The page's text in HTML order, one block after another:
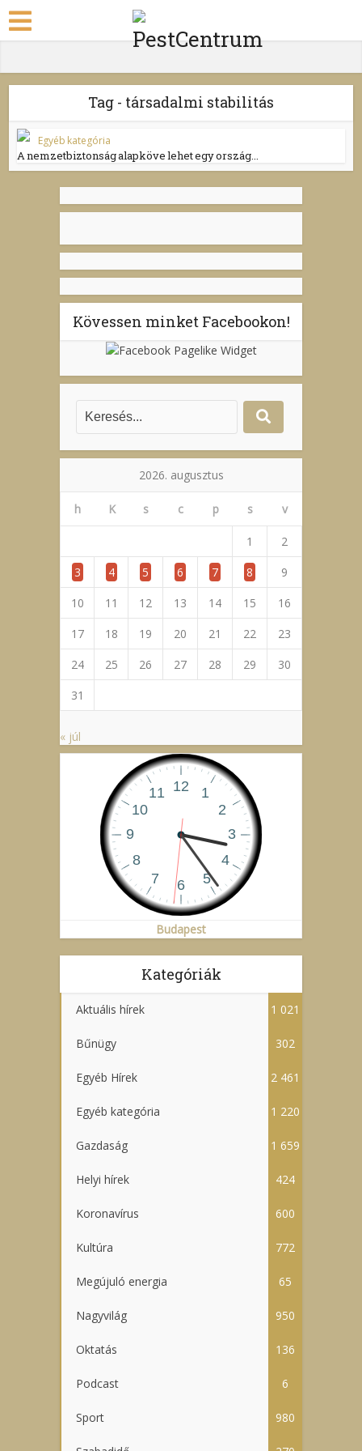
Tag - társadalmi stabilitás
Egyéb kategória
A nemzetbiztonság alapköve lehet egy ország...
Kövessen minket Facebookon!
2026. augusztus
h K s c p s v
1
2
3
4 5 6 7 8
9
10
11 12 13 14 15
16
17
18 19 20 21 22
23
24
25 26 27 28 29
30
31
« júl
Budapest
Kategóriák
Aktuális hírek 1 021
Bűnügy 302
Egyéb Hírek 2 461
Egyéb kategória 1 220
Gazdaság 1 659
Helyi hírek 424
Koronavírus 600
Kultúra 772
Megújuló energia 65
Nagyvilág 950
Oktatás 136
Podcast 6
Sport 980